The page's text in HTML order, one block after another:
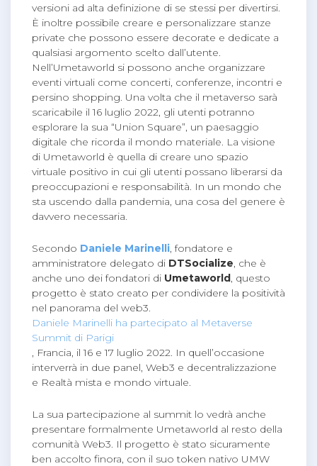
versioni ad alta definizione di se stessi per divertirsi.
È inoltre possibile creare e personalizzare stanze
private che possono essere decorate e dedicate a
qualsiasi argomento scelto dall’utente.
Nell’Umetaworld si possono anche organizzare
eventi virtuali come concerti, conferenze, incontri e
persino shopping. Una volta che il metaverso sarà
scaricabile il 16 luglio 2022, gli utenti potranno
esplorare la sua “Union Square”, un paesaggio
digitale che ricorda il mondo materiale. La visione
di Umetaworld è quella di creare uno spazio
virtuale positivo in cui gli utenti possano liberarsi da
preoccupazioni e responsabilità. In un mondo che
sta uscendo dalla pandemia, una cosa del genere è
davvero necessaria.
Secondo Daniele Marinelli, fondatore e
amministratore delegato di DTSocialize, che è
anche uno dei fondatori di Umetaworld, questo
progetto è stato creato per condividere la positività
nel panorama del web3.
Daniele Marinelli ha partecipato al Metaverse
Summit di Parigi
, Francia, il 16 e 17 luglio 2022. In quell’occasione
interverrà in due panel, Web3 e decentralizzazione
e Realtà mista e mondo virtuale.
La sua partecipazione al summit lo vedrà anche
presentare formalmente Umetaworld al resto della
comunità Web3. Il progetto è stato sicuramente
ben accolto finora, con il suo token nativo UMW